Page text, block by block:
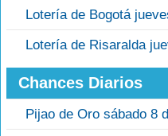
Lotería de Bogotá
Lotería de Risaralda
Chances Diarios
Pijao de Oro sábado 8